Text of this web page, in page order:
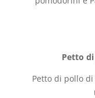
Petto
Petto di pollo